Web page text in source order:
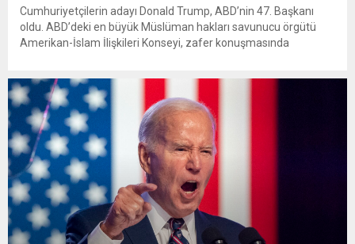
Cumhuriyetçilerin adayı Donald Trump, ABD’nin 47. Başkanı
oldu. ABD’deki en büyük Müslüman hakları savunucu örgütü
Amerikan-İslam İlişkileri Konseyi, zafer konuşmasında
yönelik kampanya vaadini yerine getirmesi için çağrıda
bulunduğunu ve vaadini yerine getirmesi gerektiğini belirtti.
Amerika Birleşik...